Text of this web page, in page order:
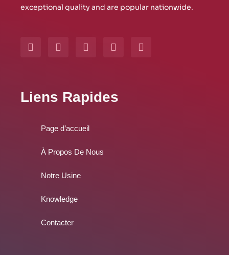
exceptional quality and are popular nationwide.
Y
o
b
e
W
h
a
p
L
i
d
i
I
n
g
r
F
a
⁠Liens Rapides
Page d’accueil
À Propos De Nous
Notre Usine
Knowledge
Contacter